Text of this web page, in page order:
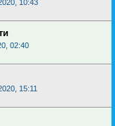
10:43
02:40
15:11